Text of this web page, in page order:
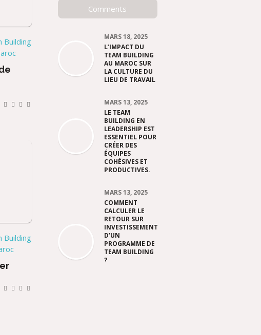
Building
Building
Comments
MARS 18, 2025
L’IMPACT DU
TEAM BUILDING
AU MAROC SUR
LA CULTURE DU
LIEU DE TRAVAIL
MARS 13, 2025
LE TEAM
BUILDING EN
LEADERSHIP EST
ESSENTIEL POUR
CRÉER DES
ÉQUIPES
COHÉSIVES ET
PRODUCTIVES.
MARS 13, 2025
COMMENT
CALCULER LE
RETOUR SUR
INVESTISSEMENT
D’UN
PROGRAMME DE
TEAM BUILDING
?